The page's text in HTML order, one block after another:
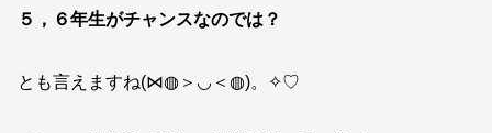
５，６年生がチャンスなのでは？
とも言えますね(⋈◍＞◡＜◍)。✧♡